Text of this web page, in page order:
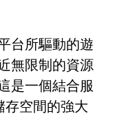
台所驅動的遊
無限制的資源
是一個結合服
存空間的強大